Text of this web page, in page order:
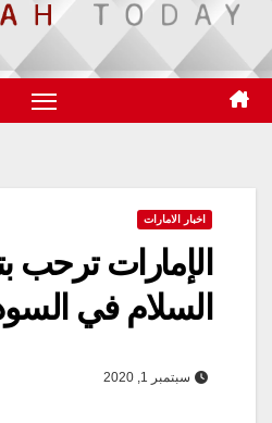
اخبار الامارات
الإمارات ترحب
السلام في
سبتمبر 1, 2020